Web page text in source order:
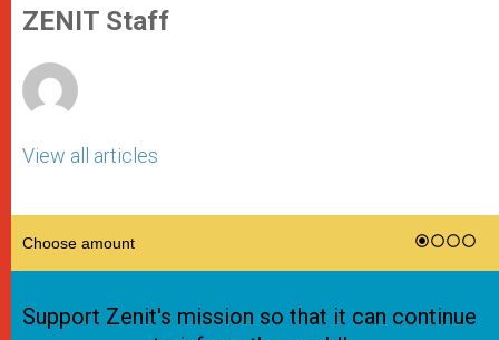
p
p
g
e
o
k
ZENIT Staff
View all articles